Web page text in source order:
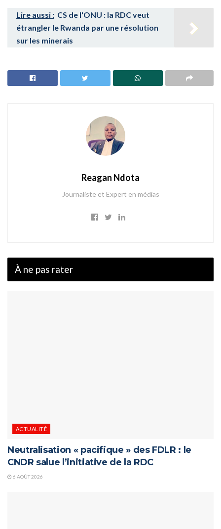
Lire aussi : CS de l'ONU : la RDC veut
étrangler le Rwanda par une résolution
sur les minerais
Reagan Ndota
Journaliste et Expert en médias
À ne pas rater
ACTUALITÉ
Neutralisation « pacifique » des FDLR : le
CNDR salue l’initiative de la RDC
6 AOÛT 2026